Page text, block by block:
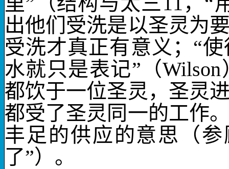
出他们受洗是以圣灵为
受洗才真正有意义；“
水就只是表记”（Wilson
都饮于一位圣灵 ，圣灵
都受了圣灵同一的工作
丰足的供应的意思（
了”）。